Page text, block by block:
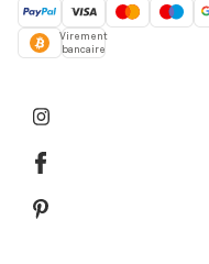
Virement
bancaire